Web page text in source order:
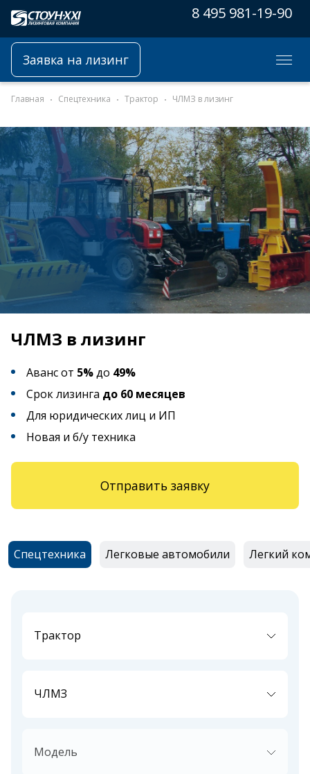
8 495 981-19-90
Заявка на лизинг
Главная Спецтехника Трактор ЧЛМЗ в лизинг
ЧЛМЗ в лизинг
Аванс от 5%до 49%
Срок лизинга до 60 месяцев
Для юридических лиц и ИП
Новая и б/у техника
Отправить заявку
Спецтехника Легковые автомобили Легкий
Трактор
ЧЛМЗ
Модель